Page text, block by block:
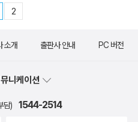
2
소개 출판사 안내 PC 버전
니케이션
담) 1544-2514